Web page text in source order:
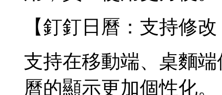
【釘釘日曆：支持修
支持在移動端、桌麵
曆的顯示更加個性化。